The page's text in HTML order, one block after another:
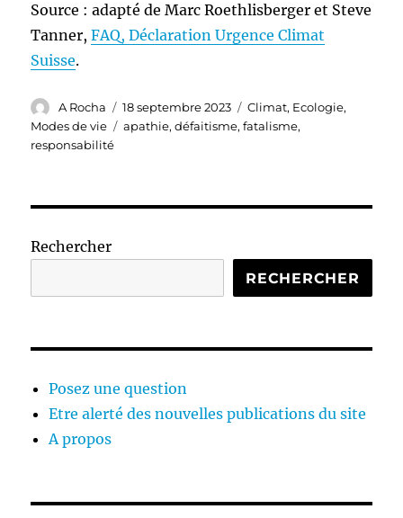
Source : adapté de Marc Roethlisberger et Steve
Tanner,FAQ, Déclaration Urgence Climat
Suisse.
Auteur
A Rocha
Publié
le
18 septembre 2023 Catégories
Climat, Ecologie,
Modes de vie
Étiquettes
apathie,défaitisme,fatalisme,
responsabilité
Rechercher
RECHERCHER
Posez une question
Etre alerté des nouvelles publications du site
A propos